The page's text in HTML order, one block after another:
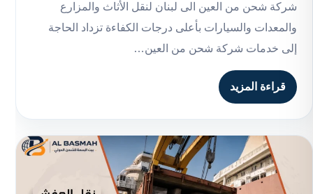
شركة شحن من العين الى لبنان لنقل الأثاث والمزارع
والمعدات والسيارات بأعلى درجات الكفاءة تزداد الحاجة
إلى خدمات شركة شحن من العين…
قراءة المزيد